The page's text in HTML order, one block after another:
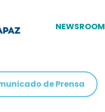
NEWSROOM
de Prensa